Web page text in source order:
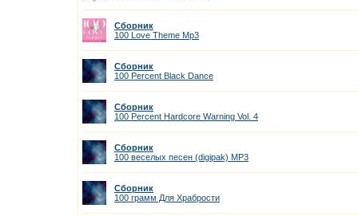
Сборник
100 Love Theme Mp3
Сборник
100 Percent Black Dance
Сборник
100 Percent Hardcore Warning Vol. 4
Сборник
100 веселых песен (digipak) MP3
Сборник
100 грамм Для Храбрости